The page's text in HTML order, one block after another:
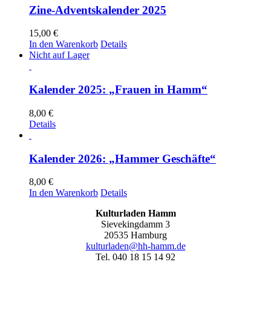
Zine-Adventskalender 2025
15,00 €
In den Warenkorb Details
Nicht auf Lager
Kalender 2025: „Frauen in Hamm“
8,00 €
Details
Kalender 2026: „Hammer Geschäfte“
8,00 €
In den Warenkorb Details
Kulturladen Hamm
Sievekingdamm 3
20535 Hamburg
kulturladen@hh-hamm.de
Tel. 040 18 15 14 92